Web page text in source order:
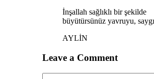
İnşallah sağlıklı bir şekilde
büyütürsünüz yavruyu,
AYLİN
Leave a Comment